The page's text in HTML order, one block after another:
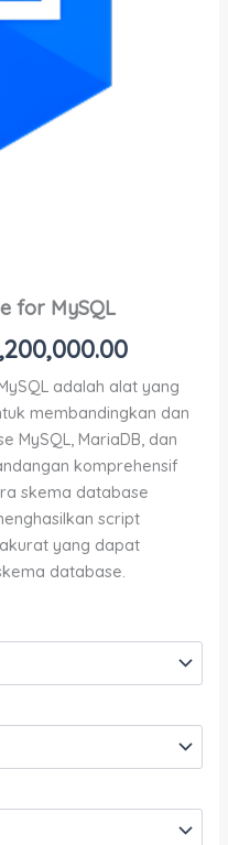
for MySQL
adalah alat yang
membandingkan dan
MySQL, MariaDB, dan
komprehensif
skema database
script
yang dapat
database.